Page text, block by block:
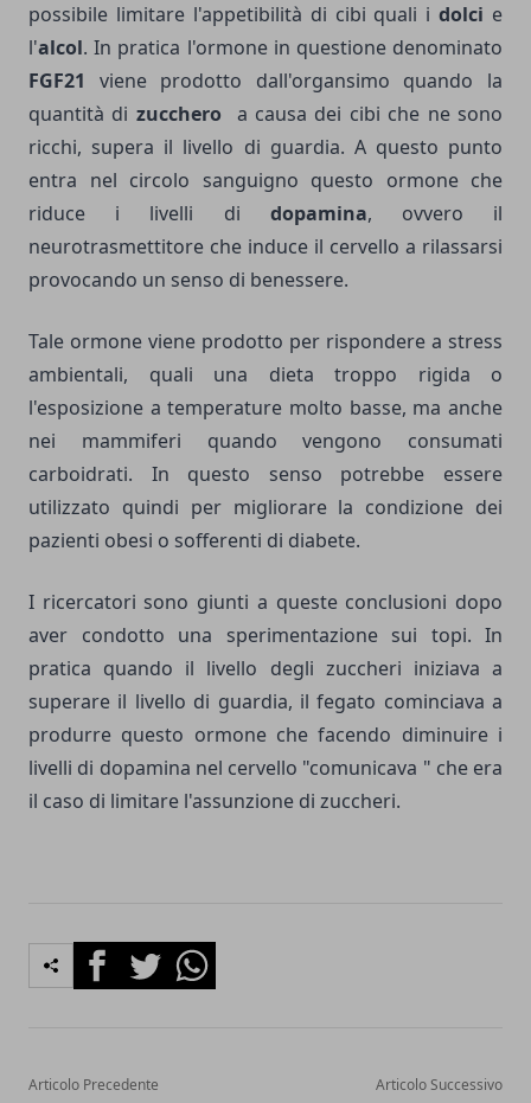
possibile limitare l'appetibilità di cibi quali idolci e
l'alcol. In pratica l'ormone in questione denominato
FGF21 viene prodotto dall'organsimo quando la
quantità di zucchero
a causa dei cibi che ne sono
ricchi, supera il livello di guardia. A questo punto
entra nel circolo sanguigno questo ormone che
riduce i livelli di dopamina, ovvero il
neurotrasmettitore che induce il cervello a rilassarsi
provocando un senso di benessere.
Tale ormone viene prodotto per rispondere a stress
ambientali, quali una dieta troppo rigida o
l'esposizione a temperature molto basse, ma anche
nei mammiferi quando vengono consumati
carboidrati. In questo senso potrebbe essere
utilizzato quindi per migliorare la condizione dei
pazienti obesi o sofferenti di diabete.
I ricercatori sono giunti a queste conclusioni dopo
aver condotto una sperimentazione sui topi. In
pratica quando il livello degli zuccheri iniziava a
superare il livello di guardia, il fegato cominciava a
produrre questo ormone che facendo diminuire i
livelli di dopamina nel cervello "comunicava " che era
il caso di limitare l'assunzione di zuccheri.
FacebookTwitterWhatsapp
Articolo Precedente Articolo Successivo